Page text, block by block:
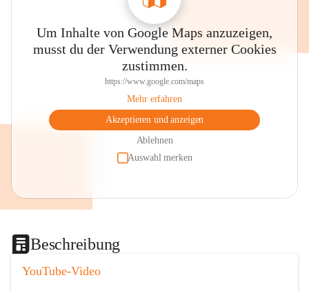
Um Inhalte von Google Maps anzuzeigen,
musst du der Verwendung externer Cookies
zustimmen.
https://www.google.com/maps
Mehr erfahren
Akzeptieren und anzeigen
Ablehnen
Auswahl merken
Beschreibung
YouTube-Video